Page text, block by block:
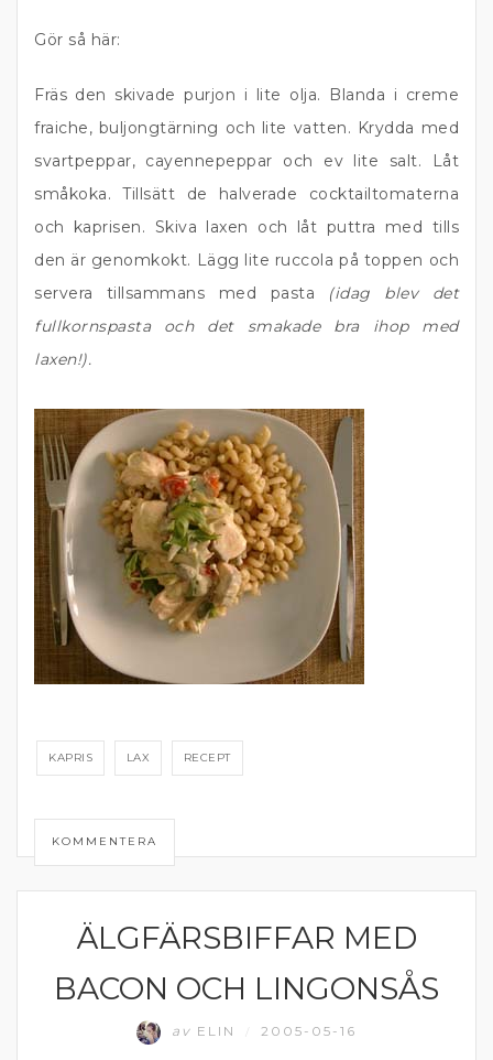
Gör så här:
Fräs den skivade purjon i lite olja. Blanda i creme
fraiche, buljongtärning och lite vatten. Krydda med
svartpeppar, cayennepeppar och ev lite salt. Låt
småkoka. Tillsätt de halverade cocktailtomaterna
och kaprisen. Skiva laxen och låt puttra med tills
den är genomkokt. Lägg lite ruccola på toppen och
servera tillsammans med pasta (idag blev det
fullkornspasta och det smakade bra ihop med
laxen!).
KAPRIS LAX RECEPT
KOMMENTERA
FÄRSÄLGFÄRSBIFFAR MED
BACON OCH LINGONSÅS
av ELIN 2005-05-16